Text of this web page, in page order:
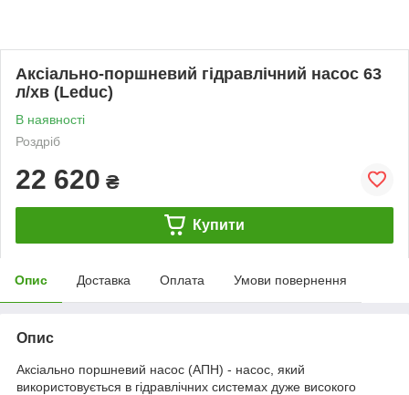
Аксіально-поршневий гідравлічний насос 63
л/хв (Leduc)
В наявності
Роздріб
22 620 ₴
Купити
Опис Доставка Оплата Умови повернення
Опис
Аксіально поршневий насос (АПН) - насос, який
використовується в гідравлічних системах дуже високого